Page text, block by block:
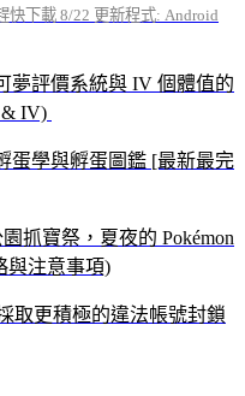
快下載 8/22 更新程式: Android
夢評價系統與 IV 個體值的
& IV)
蛋學與孵蛋圖鑑 [最新最完
抓寶祭，夏夜的 Pokémon
與注意事項)
取更積極的違法帳號封鎖